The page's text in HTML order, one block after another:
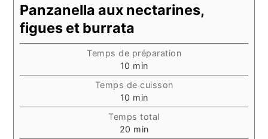
Panzanella aux nectarines,
figues et burrata
Temps de préparation
10 minutes
min
Temps de cuisson
10 minutes
min
Temps total
20 minutes
min